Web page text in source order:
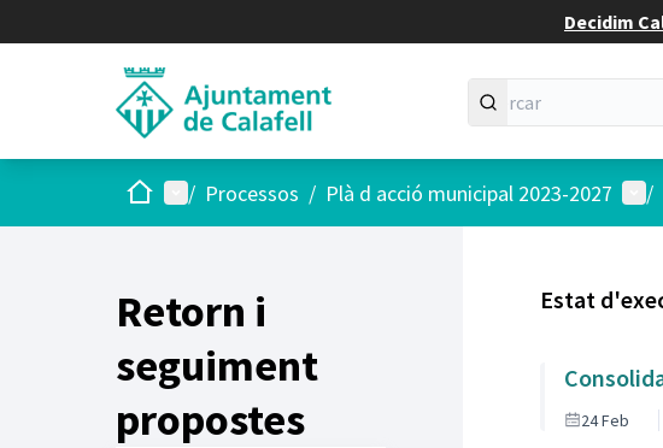
Decidim
Inici Menú principal
/ Processos / Plà d acció municipal 2023-2027 /
Retorn i
seguiment
propostes
Estat
24 Feb